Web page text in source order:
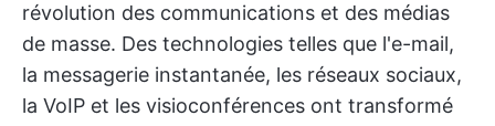
révolution des communications et des médias
de masse. Des technologies telles que l'e-mail,
la messagerie instantanée, les réseaux sociaux,
la VoIP et les visioconférences ont transformé